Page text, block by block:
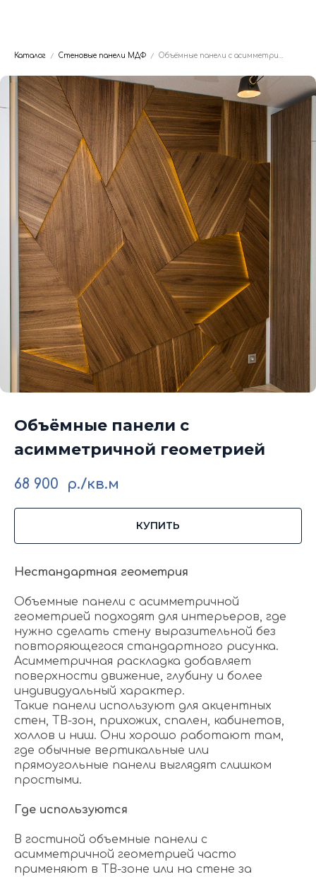
Каталог Стеновые панели МДФ
Объёмные панели с
асимметричной геометрией
68 900 р./кв.м
КУПИТЬ
Нестандартная геометрия
Объемные панели с асимметричной
геометрией подходят для интерьеров, где
нужно сделать стену выразительной без
повторяющегося стандартного рисунка.
Асимметричная раскладка добавляет
поверхности движение, глубину и более
индивидуальный характер.
Такие панели используют для акцентных
стен, ТВ-зон, прихожих, спален, кабинетов,
холлов и ниш. Они хорошо работают там,
где обычные вертикальные или
прямоугольные панели выглядят слишком
простыми.
Где используются
В гостиной объемные панели с
асимметричной геометрией часто
применяют в ТВ-зоне или на стене за